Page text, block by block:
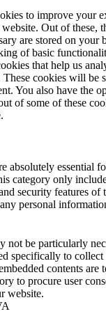
to improve your
Out of these,
are stored on your
of basic
that help us
These cookies will be
You also have the
of some of these
absolutely essential
category only
security features of
personal
not be particularly
specifically to collect
contents are
to procure user
website.